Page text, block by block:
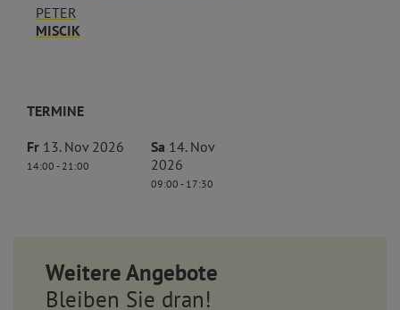
PETER
MISCIK
TERMINE
Fr 13. Nov 2026
14:00 - 21:00
Sa 14. Nov
2026
09:00 - 17:30
Weitere Angebote
Bleiben Sie dran!